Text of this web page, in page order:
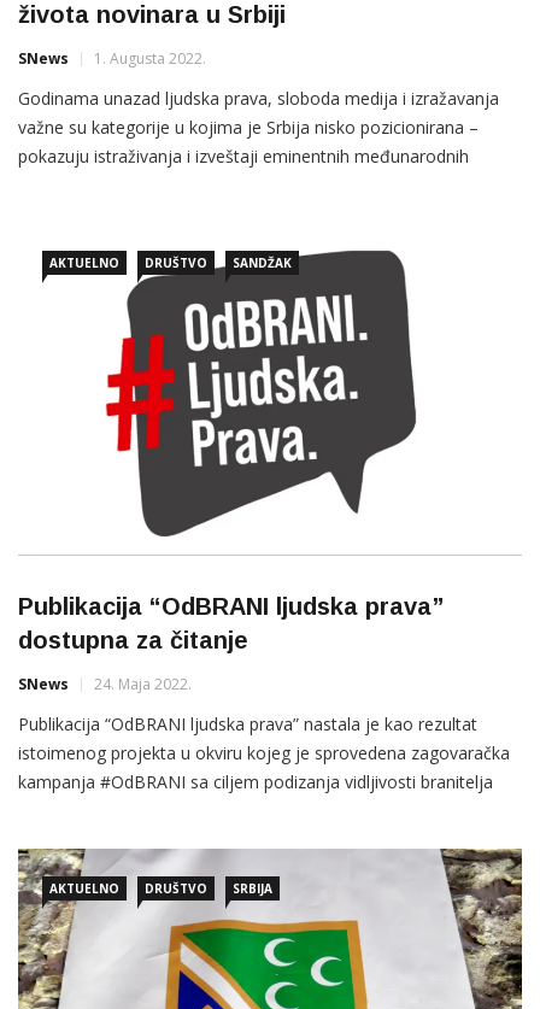
života novinara u Srbiji
SNews 1. Augusta 2022.
Godinama unazad ljudska prava, sloboda medija i izražavanja
važne su kategorije u kojima je Srbija nisko pozicionirana –
pokazuju istraživanja i izveštaji eminentnih međunarodnih
AKTUELNO DRUŠTVO SANDŽAK
Publikacija “OdBRANI ljudska prava”
dostupna za čitanje
SNews 24. Maja 2022.
Publikacija “OdBRANI ljudska prava” nastala je kao rezultat
istoimenog projekta u okviru kojeg je sprovedena zagovaračka
kampanja #OdBRANI sa ciljem podizanja vidljivosti branitelja
„Forum 10″. Publikaciju “OdBRANI ljudska
AKTUELNO DRUŠTVO SRBIJA